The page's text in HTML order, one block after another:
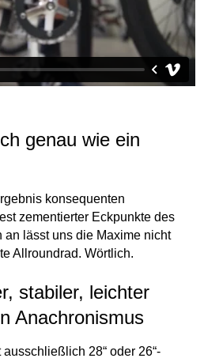
genau wie ein
konsequenten
zementierter Eckpunkte des
an lässt uns die Maxime nicht
Allroundrad. Wörtlich.
stabiler, leichter
Anachronismus
28“ oder 26“-